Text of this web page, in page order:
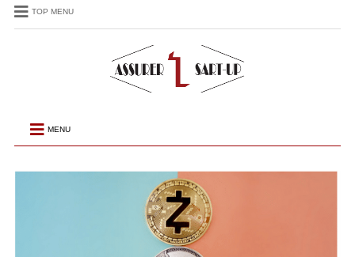
TOP MENU
MENU